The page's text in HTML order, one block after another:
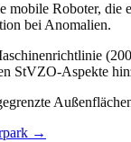
mobile Roboter,
bei Anomalien.
StVZO-Aspekte
→